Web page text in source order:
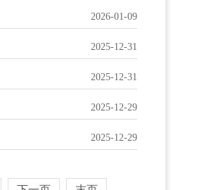
2026-01-09
2025-12-31
2025-12-31
2025-12-29
2025-12-29